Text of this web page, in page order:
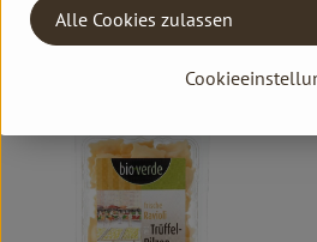
, Verband:
Produkt zu Favouriten hinzufügen
Alle Cookies zulassen